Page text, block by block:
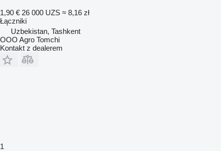
1,90 € 26 000 UZS ≈ 8,16 zł
Łączniki
Uzbekistan, Tashkent
OOO Agro Tomchi
Kontakt z dealerem
1